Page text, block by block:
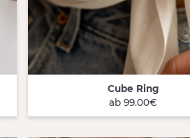
QUICK VIEWCube Ring
ab 99.00€